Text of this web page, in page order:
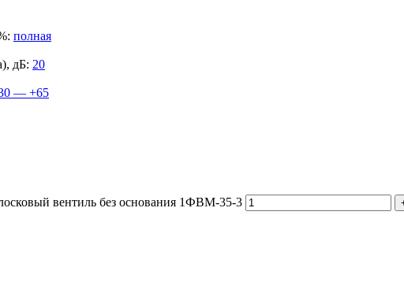
: полная
дБ: 20
— +65
вентиль без основания 1ФВМ-35-3